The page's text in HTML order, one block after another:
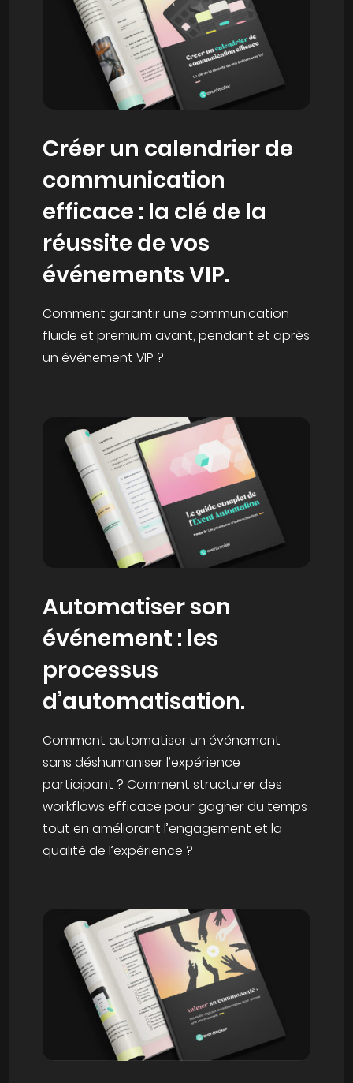
Créer un calendrier de
communication
efficace : la clé de la
réussite de vos
événements VIP.
Comment garantir une communication
fluide et premium avant, pendant et après
un événement VIP ?
Automatiser son
événement : les
processus
d’automatisation.
Comment automatiser un événement
sans déshumaniser l’expérience
participant ? Comment structurer des
workflows efficace pour gagner du temps
tout en améliorant l’engagement et la
qualité de l’expérience ?